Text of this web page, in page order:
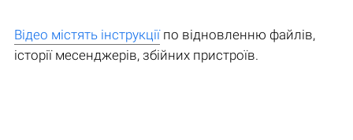
Відео містять інструкціїпо відновленню файлів,
історії месенджерів, збійних пристроїв.